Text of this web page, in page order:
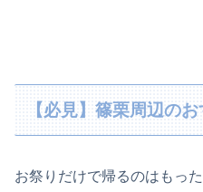
【必見】篠栗周辺の
お祭りだけで帰るのはもった